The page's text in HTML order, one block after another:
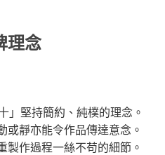
理念
」堅持簡約、純樸的理念。
或靜亦能令作品傳達意念。
製作過程一絲不苟的細節。